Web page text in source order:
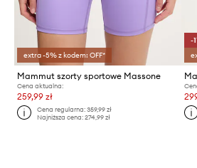
extra -5% z kodem: OFF*
Mammut szorty sportowe Massone
Cena aktualna:
259,99 zł
Cena regularna:359,99 zł
Najniższa cena:274,99 zł
-